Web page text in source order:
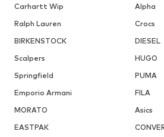
Carhartt Wip
Alpha
Ralph Lauren
Crocs
BIRKENSTOCK
DIESEL
Scalpers
HUGO
Springfield
PUMA
Emporio Armani
FILA
MORATO
Asics
EASTPAK